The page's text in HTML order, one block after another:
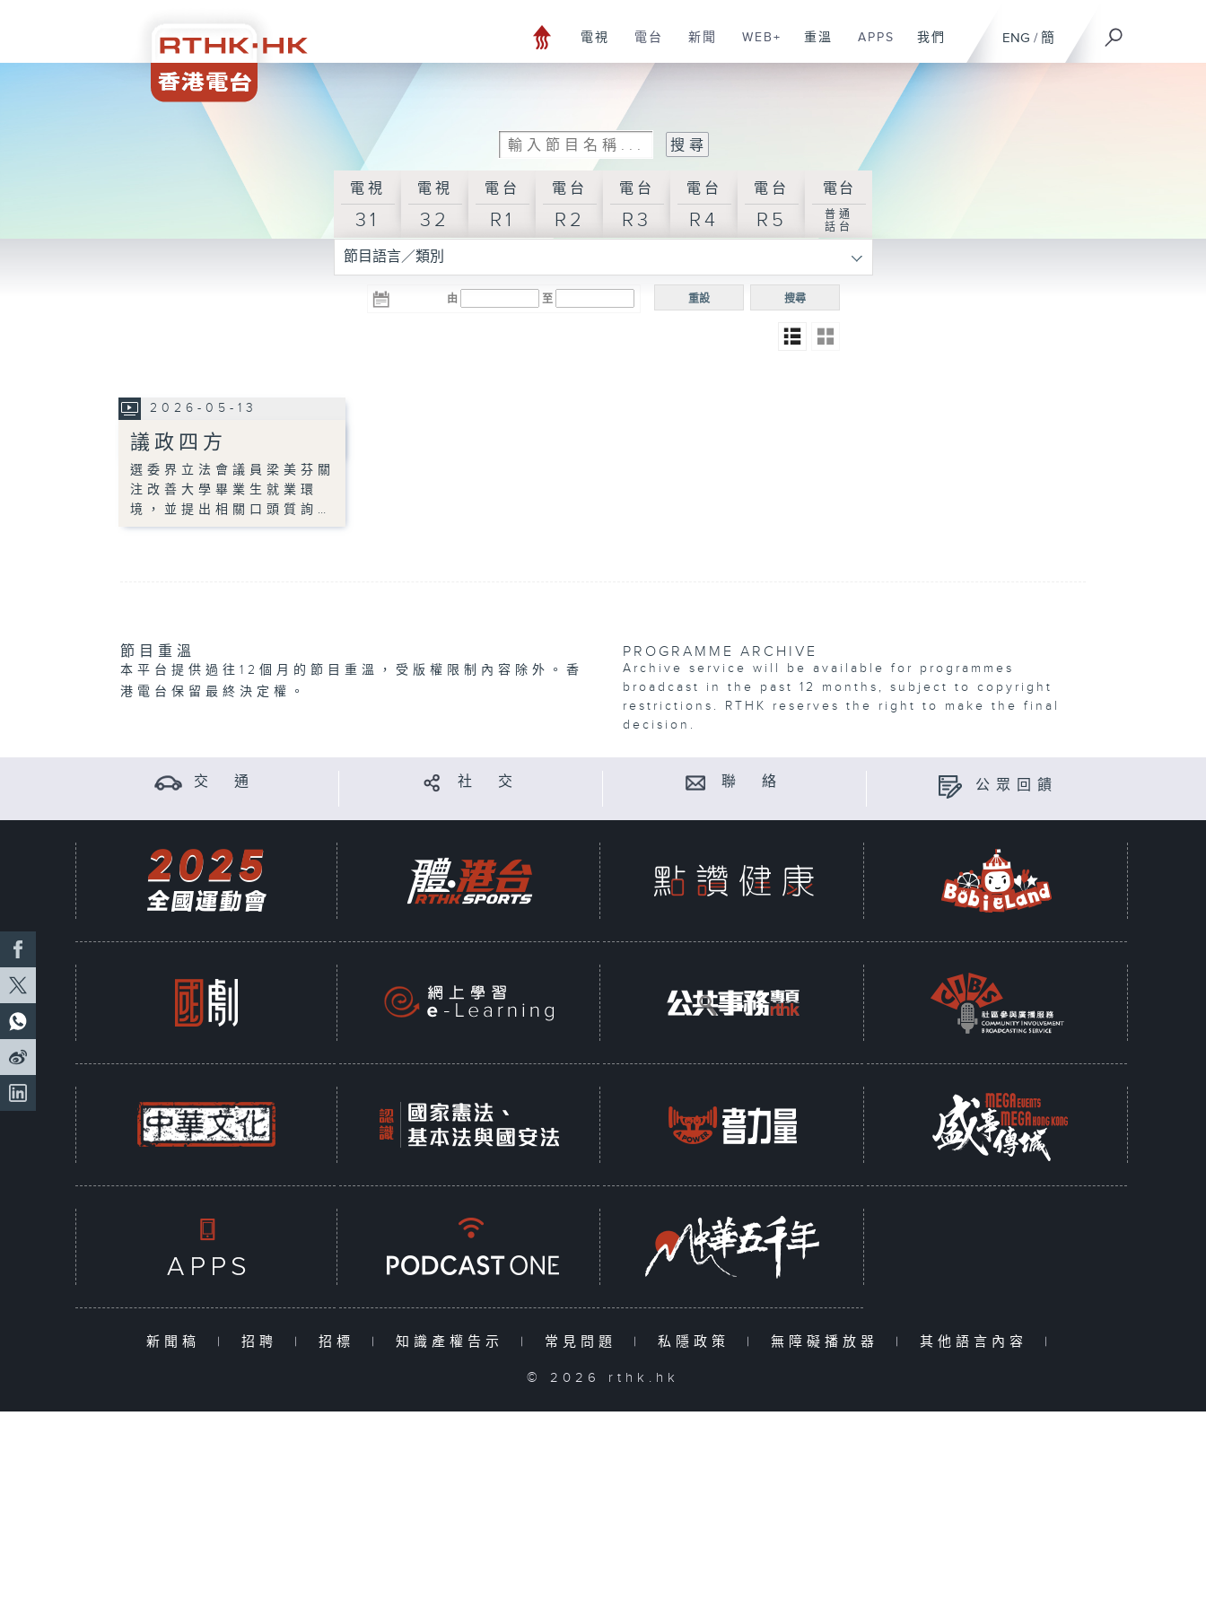
ENG / 簡
電視 電台 新聞 WEB+ 重溫 APPS 我們
電視
31
電視
32
電台
R1
電台
R2
電台
R3
電台
R4
電台
R5
電台
普通
話台
節目語言／類別
由 至 搜尋
重設
2026-05-13
議政四方
選委界立法會議員梁美芬關
注改善大學畢業生就業環
境，並提出相關口頭質詢…
節目重溫
本平台提供過往12個月的節目重溫，受版權限制內容除外。香
港電台保留最終決定權。
PROGRAMME ARCHIVE
Archive service will be available for programmes
broadcast in the past 12 months, subject to copyright
restrictions. RTHK reserves the right to make the final
decision.
交 通 社 交 聯 絡 公眾回饋
新聞稿 | 招聘 | 招標 | 知識產權告示 | 常見問題 | 私隱政策 | 無障礙播放器 | 其他語言內容 |
© 2026 rthk.hk